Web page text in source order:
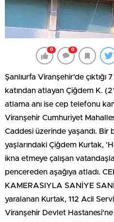
0 0
Şanlıurfa Viranşehir'de çıktığı
katından atlayan Çiğdem K.
atlama anı ise cep telefonu
Viranşehir Cumhuriyet
Caddesi üzerinde yaşandı. Bir
yaşlarındaki Çiğdem Kurtak,
ikna etmeye çalışan
pencereden aşağıya atladı.
KAMERASIYLA SANİYE
yaralanan Kurtak, 112 Acil
Viranşehir Devlet